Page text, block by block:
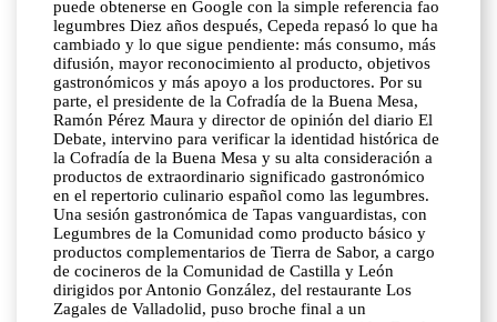
puede obtenerse en Google con la simple referencia fao
legumbres Diez años después, Cepeda repasó lo que ha
cambiado y lo que sigue pendiente: más consumo, más
difusión, mayor reconocimiento al producto, objetivos
gastronómicos y más apoyo a los productores. Por su
parte, el presidente de la Cofradía de la Buena Mesa,
Ramón Pérez Maura y director de opinión del diario El
Debate, intervino para verificar la identidad histórica de
la Cofradía de la Buena Mesa y su alta consideración a
productos de extraordinario significado gastronómico
en el repertorio culinario español como las legumbres.
Una sesión gastronómica de Tapas vanguardistas, con
Legumbres de la Comunidad como producto básico y
productos complementarios de Tierra de Sabor, a cargo
de cocineros de la Comunidad de Castilla y León
dirigidos por Antonio González, del restaurante Los
Zagales de Valladolid, puso broche final a un